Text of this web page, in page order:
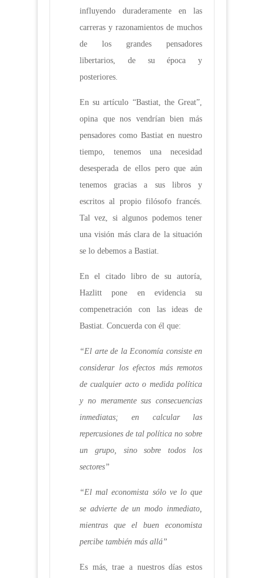
influyendo duraderamente en las
carreras y razonamientos de muchos
de los grandes pensadores
libertarios, de su época y
posteriores.
En su artículo “Bastiat, the Great”,
opina que nos vendrían bien más
pensadores como Bastiat en nuestro
tiempo, tenemos una necesidad
desesperada de ellos pero que aún
tenemos gracias a sus libros y
escritos al propio filósofo francés.
Tal vez, si algunos podemos tener
una visión más clara de la situación
se lo debemos a Bastiat.
En el citado libro de su autoría,
Hazlitt pone en evidencia su
compenetración con las ideas de
Bastiat. Concuerda con él que:
“El arte de la Economía consiste en
considerar los efectos más remotos
de cualquier acto o medida política
y no meramente sus consecuencias
inmediatas; en calcular las
repercusiones de tal política no sobre
un grupo, sino sobre todos los
sectores”
“El mal economista sólo ve lo que
se advierte de un modo inmediato,
mientras que el buen economista
percibe también más allá”
Es más, trae a nuestros días estos